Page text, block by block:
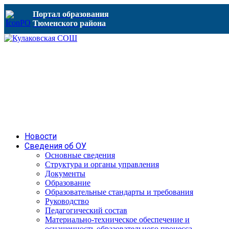
Портал образования
Тюменского района
Новости
Сведения об ОУ
Основные сведения
Структура и органы управления
Документы
Образование
Образовательные стандарты и требования
Руководство
Педагогический состав
Материально-техническое обеспечение и